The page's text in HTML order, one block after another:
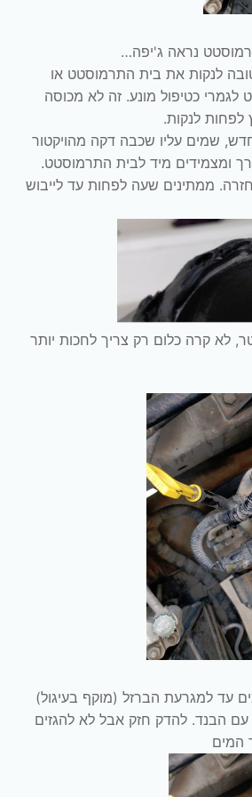
נראה ג'יפה…
טובה לנקות את בית התרמוסטט או
כטיפול מונע. זה לא מכוסה
לפחות לנקות.
שמים עליו שכבה דקה מהויקטור
ומצמידים מיד לבית התרמוסטט.
ממתינים שעה לפחות עד לייבוש
לא קרה כלום רק צריך לחכות יותר
עד למגרעת הברזל (מוקף בעיגול)
הבנד. להדק חזק אבל לא להגזים
המים